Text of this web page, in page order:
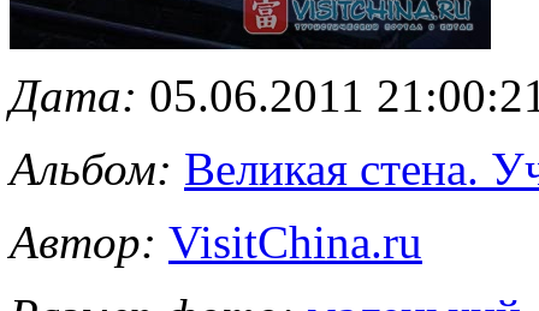
Дата: 05.06.2011
Альбом: Великая стена.
Автор: VisitChina.ru